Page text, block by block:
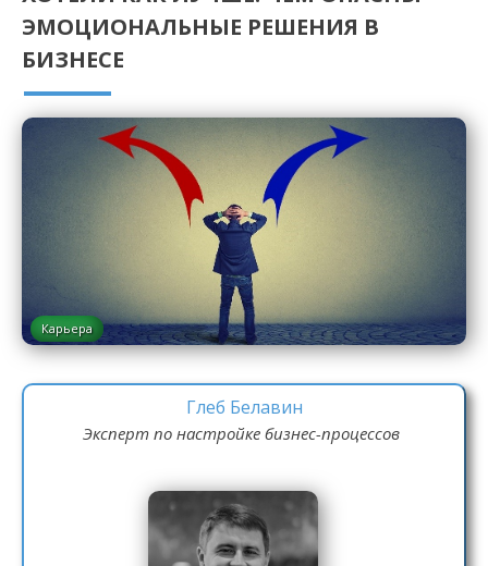
ЭМОЦИОНАЛЬНЫЕ РЕШЕНИЯ В
БИЗНЕСЕ
Карьера
Глеб Белавин
Эксперт по настройке бизнес-процессов